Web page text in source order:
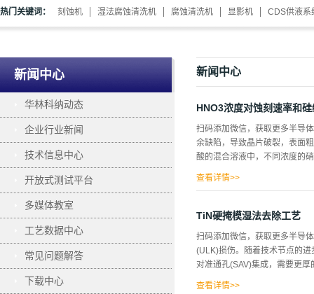
热门关键词： 刻蚀机 湿法腐蚀清洗机 腐蚀清洗机 显影机 CDS供液系
新闻中心
华林科纳动态
企业行业新闻
技术信息中心
开放式测试平台
多媒体教室
工艺数据中心
常见问题解答
下载中心
新闻中心
HNO3浓度对蚀刻速率和
扫码添加微信，获取更多半导
余缺陷，导致晶片破裂，表面
酸的混合溶液中，不同浓度的
硝酸浓度的增加，光学显微镜
经成为各种新型微电子产品的
界的新概念机电系统(MEMS)
买到的研磨系统通常采用两步
层。然而，在晶片表面附近仍
查看详情>>
TiN硬掩模湿法去除工艺
扫码添加微信，获取更多半导
(ULK)损伤。随着技术节点的
对准通孔(SAV)集成，需要更
查看详情>>